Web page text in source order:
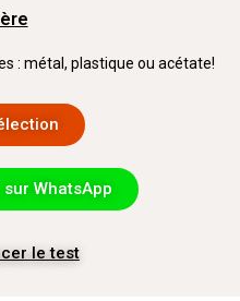
: métal, plastique ou acétate!
WhatsApp
le test